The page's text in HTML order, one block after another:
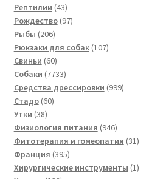
товаров
Рептилии 4343
товара
Рождество 9797
Рыбы 206206
товаров
Рюкзаки для собак 107107
Свиньи 6060
товаров
Собаки 77337733
товара
Средства дрессировки 999999
Стадо 6060
Утки 3838
товаров
Физиология питания 946946
товаров
Фитотерапия и гомеопатия 3131
Франция 395395
товаров
Хирургические инструменты 11